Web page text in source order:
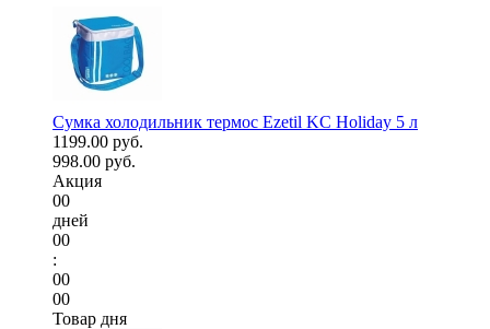
Сумка холодильник термос Ezetil KC Holiday 5 л
1199.00 руб.
998.00 руб.
Акция
00
дней
00
:
00
00
Товар дня